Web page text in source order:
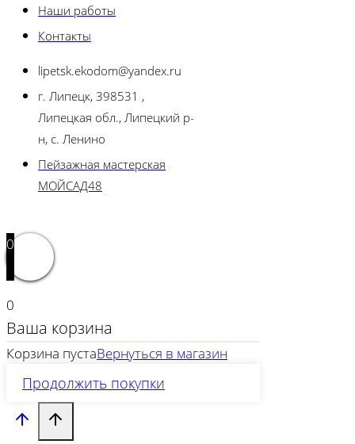
Наши работы
Контакты
lipetsk.ekodom@yandex.ru
г. Липецк, 398531 ,
Липецкая обл., Липецкий р-
н, с. Ленино
Пейзажная мастерская
МОЙСАД48
0
0
Ваша корзина
Корзина пустаВернуться в магазин
Продолжить покупки